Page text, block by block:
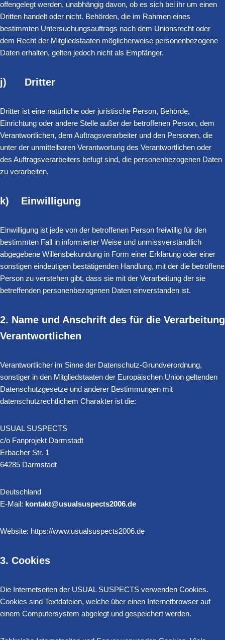
offengelegt werden, unabhängig davon, ob es sich bei ihr um einen
Dritten handelt oder nicht. Behörden, die im Rahmen eines
bestimmten Untersuchungsauftrags nach dem Unionsrecht oder
dem Recht der Mitgliedstaaten möglicherweise personenbezogene
Daten erhalten, gelten jedoch nicht als Empfänger.
j) Dritter
Dritter ist eine natürliche oder juristische Person, Behörde,
Einrichtung oder andere Stelle außer der betroffenen Person, dem
Verantwortlichen, dem Auftragsverarbeiter und den Personen, die
unter der unmittelbaren Verantwortung des Verantwortlichen oder
des Auftragsverarbeiters befugt sind, die personenbezogenen Daten
zu verarbeiten.
k) Einwilligung
Einwilligung ist jede von der betroffenen Person freiwillig für den
bestimmten Fall in informierter Weise und unmissverständlich
abgegebene Willensbekundung in Form einer Erklärung oder einer
sonstigen eindeutigen bestätigenden Handlung, mit der die betroffene
Person zu verstehen gibt, dass sie mit der Verarbeitung der sie
betreffenden personenbezogenen Daten einverstanden ist.
2. Name und Anschrift des für die Verarbeitung
Verantwortlichen
Verantwortlicher im Sinne der Datenschutz-Grundverordnung,
sonstiger in den Mitgliedstaaten der Europäischen Union geltenden
Datenschutzgesetze und anderer Bestimmungen mit
datenschutzrechtlichem Charakter ist die:
USUAL SUSPECTS
c/o Fanprojekt Darmstadt
Erbacher Str. 1
64285 Darmstadt
Deutschland
E-Mail: kontakt@usualsuspects2006.de
Website: https://www.usualsuspects2006.de
3. Cookies
Die Internetseiten der USUAL SUSPECTS verwenden Cookies.
Cookies sind Textdateien, welche über einen Internetbrowser auf
einem Computersystem abgelegt und gespeichert werden.